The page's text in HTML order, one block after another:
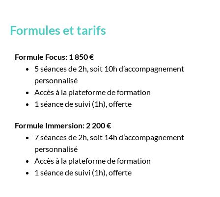
Formules et tarifs
Formule Focus: 1 850 €
5 séances de 2h, soit 10h d’accompagnement
personnalisé
Accès à la plateforme de formation
1 séance de suivi (1h), offerte
Formule Immersion: 2 200 €
7 séances de 2h, soit 14h d’accompagnement
personnalisé
Accès à la plateforme de formation
1 séance de suivi (1h), offerte